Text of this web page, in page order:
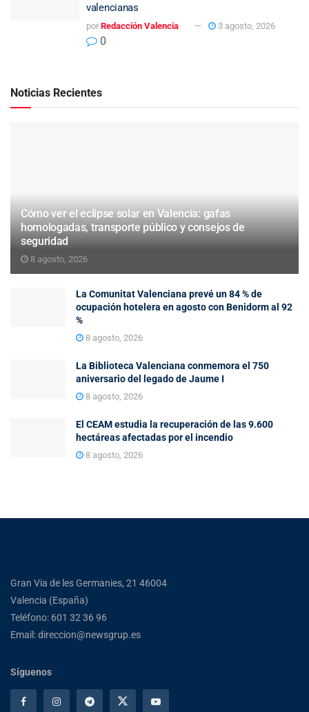
valencianas
por Redacción Valencia 3 agosto, 2026
0
Noticias Recientes
Cómo ver el eclipse solar en Valencia: gafas
homologadas, transporte público y consejos de
seguridad
8 agosto, 2026
La Comunitat Valenciana prevé un 84 % de
ocupación hotelera en agosto con Benidorm al 92
%
8 agosto, 2026
La Biblioteca Valenciana conmemora el 750
aniversario del legado de Jaume I
8 agosto, 2026
El CEAM estudia la recuperación de las 9.600
hectáreas afectadas por el incendio
8 agosto, 2026
Gran Via de les Germanies, 21 46004
Valencia (España)
Teléfono: 601 32 36 96
Email: direccion@newsgrup.es
Síguenos